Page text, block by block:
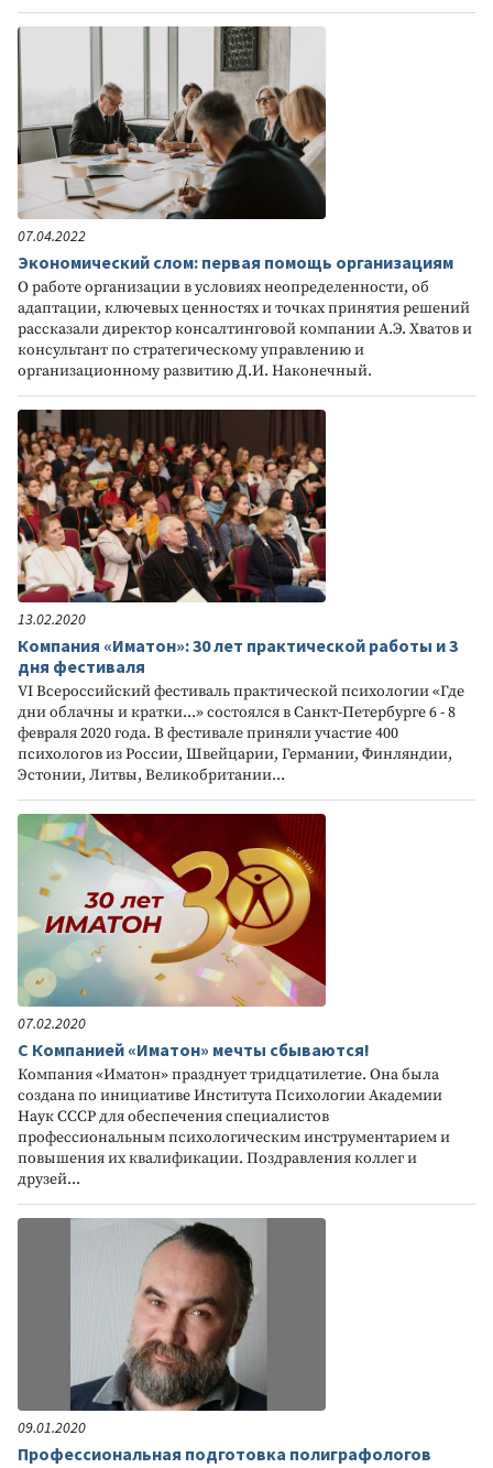
07.04.2022
Экономический слом: первая помощь организациям
О работе организации в условиях неопределенности, об
адаптации, ключевых ценностях и точках принятия решений
рассказали директор консалтинговой компании А.Э. Хватов и
консультант по стратегическому управлению и
организационному развитию Д.И. Наконечный.
13.02.2020
Компания «Иматон»: 30 лет практической работы и 3
дня фестиваля
VI Всероссийский фестиваль практической психологии «Где
дни облачны и кратки...» состоялся в Санкт-Петербурге 6 - 8
февраля 2020 года. В фестивале приняли участие 400
психологов из России, Швейцарии, Германии, Финляндии,
Эстонии, Литвы, Великобритании...
07.02.2020
С Компанией «Иматон» мечты сбываются!
Компания «Иматон» празднует тридцатилетие. Она была
создана по инициативе Института Психологии Академии
Наук СССР для обеспечения специалистов
профессиональным психологическим инструментарием и
повышения их квалификации. Поздравления коллег и
друзей...
09.01.2020
Профессиональная подготовка полиграфологов